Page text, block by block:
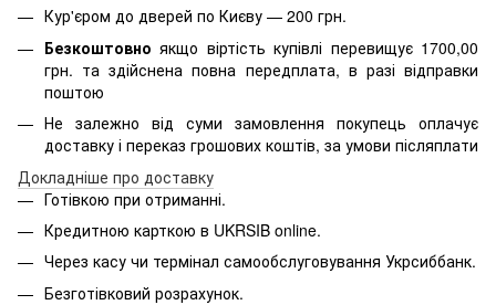
Кур'єром до дверей по Києву — 200 грн.
Безкоштовно якщо віртість купівлі перевищує 1700,00
грн. та здійснена повна передплата, в разі відправки
поштою
Не залежно від суми замовлення покупець оплачує
доставку і переказ грошових коштів, за умови післяплати
Докладніше про доставку
Готівкою при отриманні.
Кредитною карткою в UKRSIB online.
Через касу чи термінал самообслуговування Укрсиббанк.
Безготівковий розрахунок.